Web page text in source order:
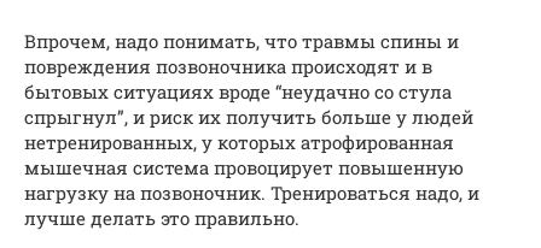
Впрочем, надо понимать, что травмы спины и
повреждения позвоночника происходят и в
бытовых ситуациях вроде “неудачно со стула
спрыгнул”, и риск их получить больше у людей
нетренированных, у которых атрофированная
мышечная система провоцирует повышенную
нагрузку на позвоночник. Тренироваться надо, и
лучше делать это правильно.